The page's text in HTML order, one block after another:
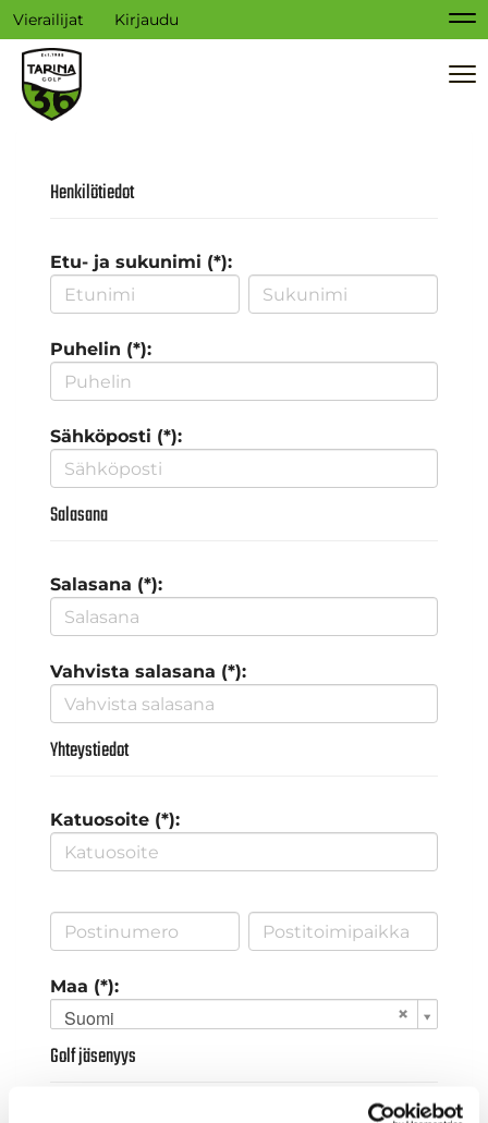
Vierailijat Kirjaudu
Henkilötiedot
Etu- ja sukunimi (*):
Puhelin (*):
Sähköposti (*):
Salasana
Salasana (*):
Vahvista salasana (*):
Yhteystiedot
Katuosoite (*):
Maa (*):
Suomi
Golf jäsenyys